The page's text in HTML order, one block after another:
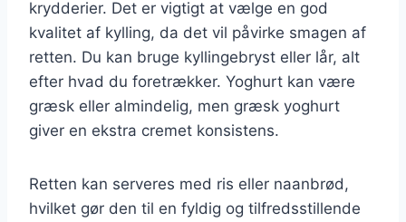
krydderier. Det er vigtigt at vælge en god
kvalitet af kylling, da det vil påvirke smagen af
retten. Du kan bruge kyllingebryst eller lår, alt
efter hvad du foretrækker. Yoghurt kan være
græsk eller almindelig, men græsk yoghurt
giver en ekstra cremet konsistens.
Retten kan serveres med ris eller naanbrød,
hvilket gør den til en fyldig og tilfredsstillende